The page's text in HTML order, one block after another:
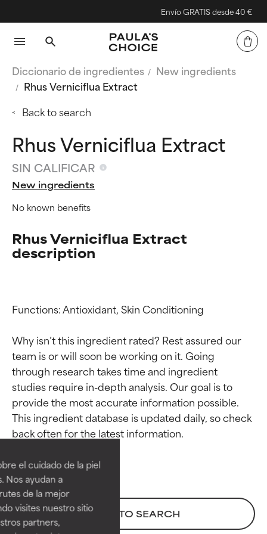
el cuidado de la piel
Nos ayudan a
de la mejor
visites nuestro sitio
partners,
Envío GRATIS desde 40 €
Diccionario de ingredientes
New ingredients
Rhus Verniciflua Extract
Back to search
Rhus Verniciflua Extract
SIN CALIFICAR
New ingredients
No known benefits
Rhus Verniciflua Extract
description
Functions: Antioxidant, Skin Conditioning
Why isn’t this ingredient rated? Rest assured our
team is or will soon be working on it. Going
through research takes time and ingredient
studies require in-depth analysis. Our goal is to
provide the most accurate information possible.
This ingredient database is updated daily, so check
BACK TO SEARCH
Calificaciones de
ingredientes
EXCELENTE
Ingrediente sobresaliente con
beneficios reales para la piel. Su
eficacia está demostrada y
respaldada por estudios
Calificaciones de
ingredientes
EXCELENTE
Ingrediente sobresaliente con
beneficios reales para la piel. Su
eficacia está demostrada y
respaldada por estudios